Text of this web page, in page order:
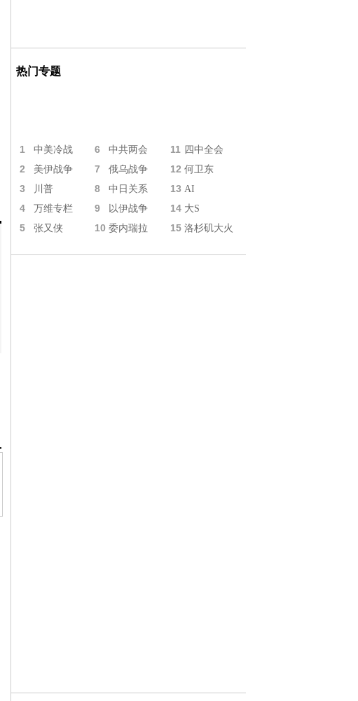
热门专题
1 中美冷战 6 中共两会 11 四中全会
2 美伊战争 7 俄乌战争 12 何卫东
3 川普 8 中日关系 13 AI
4 万维专栏 9 以伊战争 14 大S
5 张又侠 10 委内瑞拉 15 洛杉矶大火